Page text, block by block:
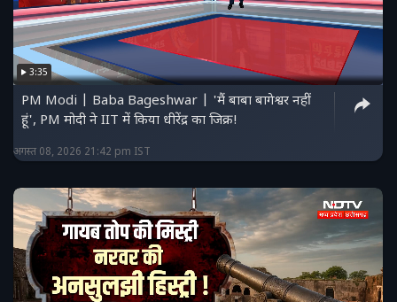
3:35
PM Modi | Baba Bageshwar | 'मैं बाबा बागेश्वर नहीं
हूं', PM मोदी ने IIT में किया धीरेंद्र का जिक्र!
अगस्त 08, 2026 21:42 pm IST